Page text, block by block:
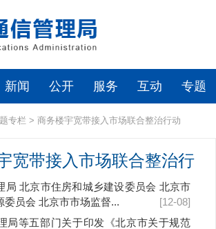
新闻 公开 服务 互动 专题
专栏 > 商务楼宇宽带接入市场联合整治行动
宽带接入市场联合整治行
局 北京市住房和城乡建设委员会 北京市
委员会 北京市市场监督...
[12-08]
局等五部门关于印发《北京市关于规范